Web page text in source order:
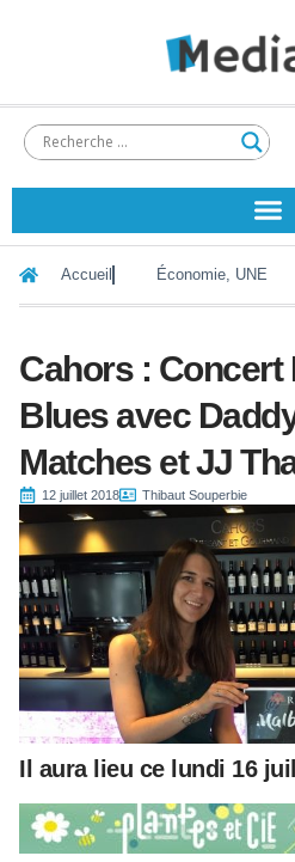
Accueil Économie, UNE
Cahors : Concert
Blues avec
Matches et JJ
12 juillet 2018 Thibaut Souperbie
Il aura lieu ce lundi 16